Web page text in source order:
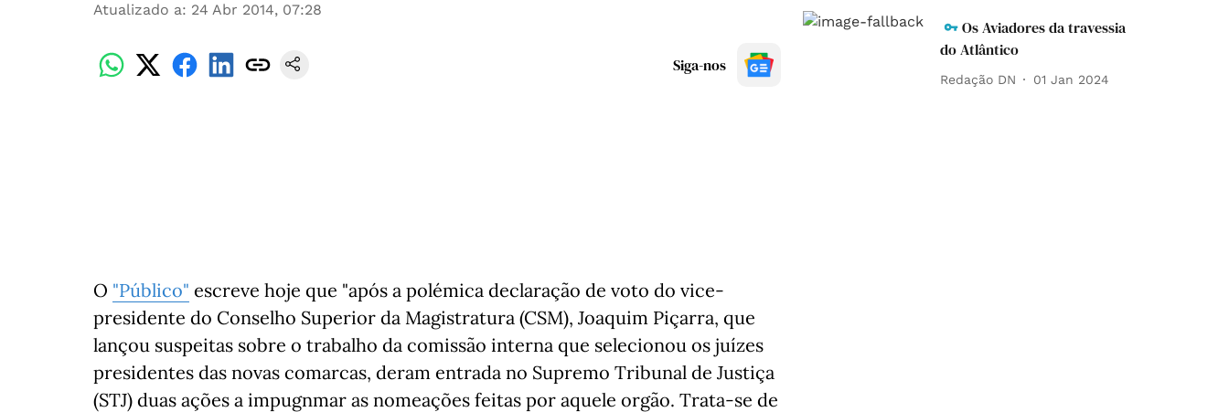
Atualizado a: 24 Abr 2014, 07:28
Siga-nos
O "Público" escreve hoje que "após a polémica declaração de voto do vice-
presidente do Conselho Superior da Magistratura (CSM), Joaquim Piçarra, que
lançou suspeitas sobre o trabalho da comissão interna que selecionou os juízes
presidentes das novas comarcas, deram entrada no Supremo Tribunal de Justiça
(STJ) duas ações a impugnmar as nomeações feitas por aquele orgão. Trata-se de
Os Aviadores da travessia
do Atlântico
Redação DN 01 Jan 2024